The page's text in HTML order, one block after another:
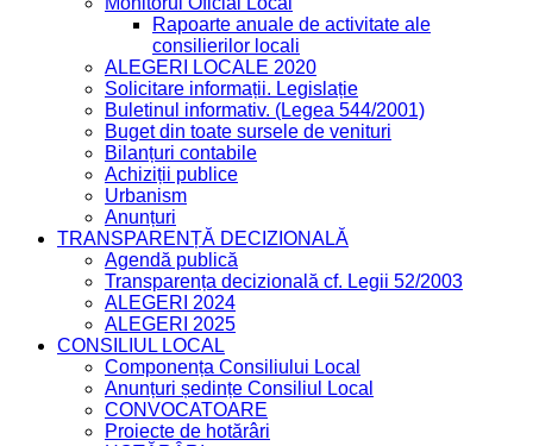
Rapoarte anuale de activitate ale
consilierilor locali
ALEGERI LOCALE 2020
Solicitare informații. Legislație
Buletinul informativ. (Legea 544/2001)
Buget din toate sursele de venituri
Bilanțuri contabile
Achiziții publice
Urbanism
Anunțuri
TRANSPARENȚĂ DECIZIONALĂ
Agendă publică
Transparența decizională cf. Legii 52/2003
ALEGERI 2024
ALEGERI 2025
CONSILIUL LOCAL
Componența Consiliului Local
Anunțuri ședințe Consiliul Local
CONVOCATOARE
Proiecte de hotărâri